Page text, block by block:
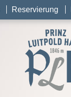
Reservierung